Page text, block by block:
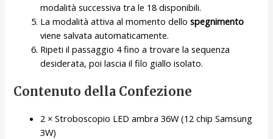
modalità successiva tra le 18 disponibili.
La modalità attiva al momento dellospegnimento
viene salvata automaticamente.
Ripeti il passaggio 4 fino a trovare la sequenza
desiderata, poi lascia il filo giallo isolato.
Contenuto della Confezione
2 × Stroboscopio LED ambra 36W (12 chip Samsung
3W)